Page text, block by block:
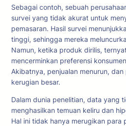
Sebagai contoh, sebuah
survei yang tidak akurat untuk
pemasaran. Hasil survei
tinggi, sehingga mereka
Namun, ketika produk dirilis,
mencerminkan preferensi
Akibatnya, penjualan menurun,
kerugian besar.
Dalam dunia penelitian, data yang
menghasilkan temuan keliru dan
Hal ini tidak hanya merugikan